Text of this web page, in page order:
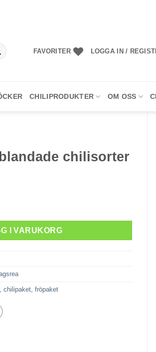
FAVORITER LOGGA IN /
CHILIPRODUKTER OM OSS
chilisorter
mängd
I VARUKORG
chilipaket, fröpaket